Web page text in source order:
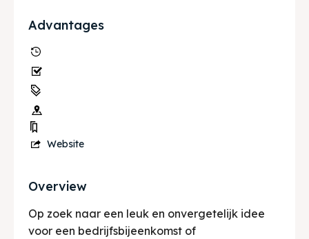
Advantages
Website
Overview
Op zoek naar een leuk en onvergetelijk idee
voor een bedrijfsbijeenkomst of